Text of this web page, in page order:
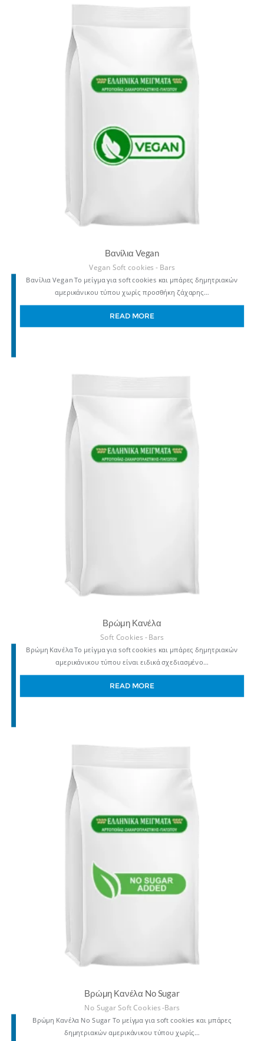
Βανίλια Vegan
Vegan Soft cookies - Bars
Βανίλια Vegan Το μείγμα για soft cookies και μπάρες δημητριακών
αμερικάνικου τύπου χωρίς προσθήκη ζάχαρης…
READ MORE
Βρώμη Κανέλα
Soft Cookies - Bars
Βρώμη Κανέλα Το μείγμα για soft cookies και μπάρες δημητριακών
αμερικάνικου τύπου είναι ειδικά σχεδιασμένο…
READ MORE
Βρώμη Κανέλα No Sugar
No Sugar Soft Cookies -Bars
Βρώμη Κανέλα No Sugar Το μείγμα για soft cookies και μπάρες
δημητριακών αμερικάνικου τύπου χωρίς…